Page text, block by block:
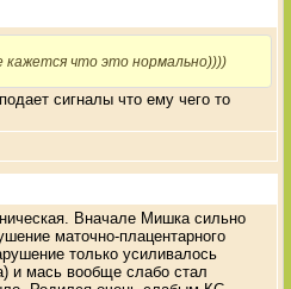
кажется что это нормально))))
сигналы что ему чего то
Вначале Мишка сильно
маточно-плацентарного
только усиливалось
и мась вообще слабо стал